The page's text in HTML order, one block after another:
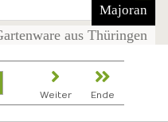
Majoran
aus Thüringen
Weiter Ende